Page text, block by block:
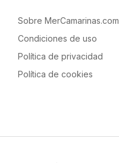
Sobre MerCamarinas.com
Condiciones de uso
Política de privacidad
Política de cookies